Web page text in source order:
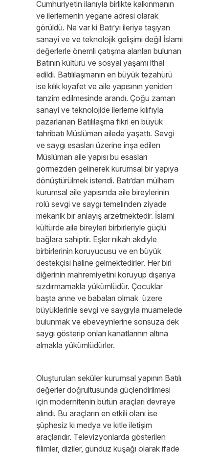
Cumhuriyetin ilanıyla birlikte kalkınmanın
ve ilerlemenin yegane adresi olarak
görüldü. Ne var ki Batı’yı ileriye taşıyan
sanayi ve ve teknolojik gelişimi değil İslami
değerlerle önemli çatışma alanları bulunan
Batının kültürü ve sosyal yaşamı ithal
edildi. Batılılaşmanın en büyük tezahürü
ise kılık kıyafet ve aile yapısının yeniden
tanzim edilmesinde arandı. Çoğu zaman
sanayi ve teknolojide ilerleme kılıfıyla
pazarlanan Batılılaşma fikri en büyük
tahribatı Müslüman ailede yaşattı. Sevgi
ve saygı esasları üzerine inşa edilen
Müslüman aile yapısı bu esasları
görmezden gelinerek kurumsal bir yapıya
dönüştürülmek istendi. Batı’dan mülhem
kurumsal aile yapısında aile bireylerinin
rolü sevgi ve saygı temelinden ziyade
mekanik bir anlayış arzetmektedir. İslami
kültürde aile bireyleri birbirleriyle güçlü
bağlara sahiptir. Eşler nikah akdiyle
birbirlerinin koruyucusu ve en büyük
destekçisi haline gelmektedirler. Her biri
diğerinin mahremiyetini koruyup dışarıya
sızdırmamakla yükümlüdür. Çocuklar
başta anne ve babaları olmak üzere
büyüklerinie sevgi ve saygıyla muamelede
bulunmak ve ebeveynlerine sonsuza dek
saygı gösterip onları kanatlarının altına
almakla yükümlüdürler.
Oluşturulan seküler kurumsal yapının Batılı
değerler doğrultusunda güçlendirilmesi
için modernitenin bütün araçları devreye
alındı. Bu araçların en etkili olanı ise
şüphesiz ki medya ve kitle iletişim
araçlarıdır. Televizyonlarda gösterilen
filimler, diziler, gündüz kuşağı olarak ifade